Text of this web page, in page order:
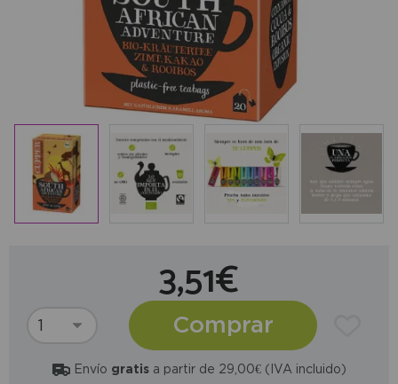
3,51€
Comprar
Envío gratisa partir de 29,00€ (IVA incluido)